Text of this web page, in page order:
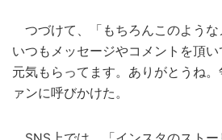
つづけて、「もちろんこのような
いつもメッセージやコメントを頂い
元気もらってます。ありがとうね
ァンに呼びかけた。